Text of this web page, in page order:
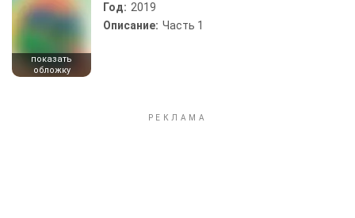
показать
обложку
Год: 2019
Описание: Часть 1